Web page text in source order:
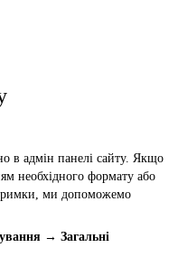
в адмін панелі сайту. Якщо
необхідного формату або
ми допоможемо
→ Загальні